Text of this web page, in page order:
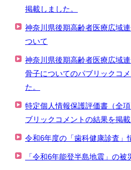
掲載しました。
神奈川県後期高齢者医療広域
ついて
神奈川県後期高齢者医療広域
骨子についてのパブリックコ
た。
特定個人情報保護評価書（全
ブリックコメントの結果を掲載
令和6年度の「歯科健康診査」
「令和6年能登半島地震」の被